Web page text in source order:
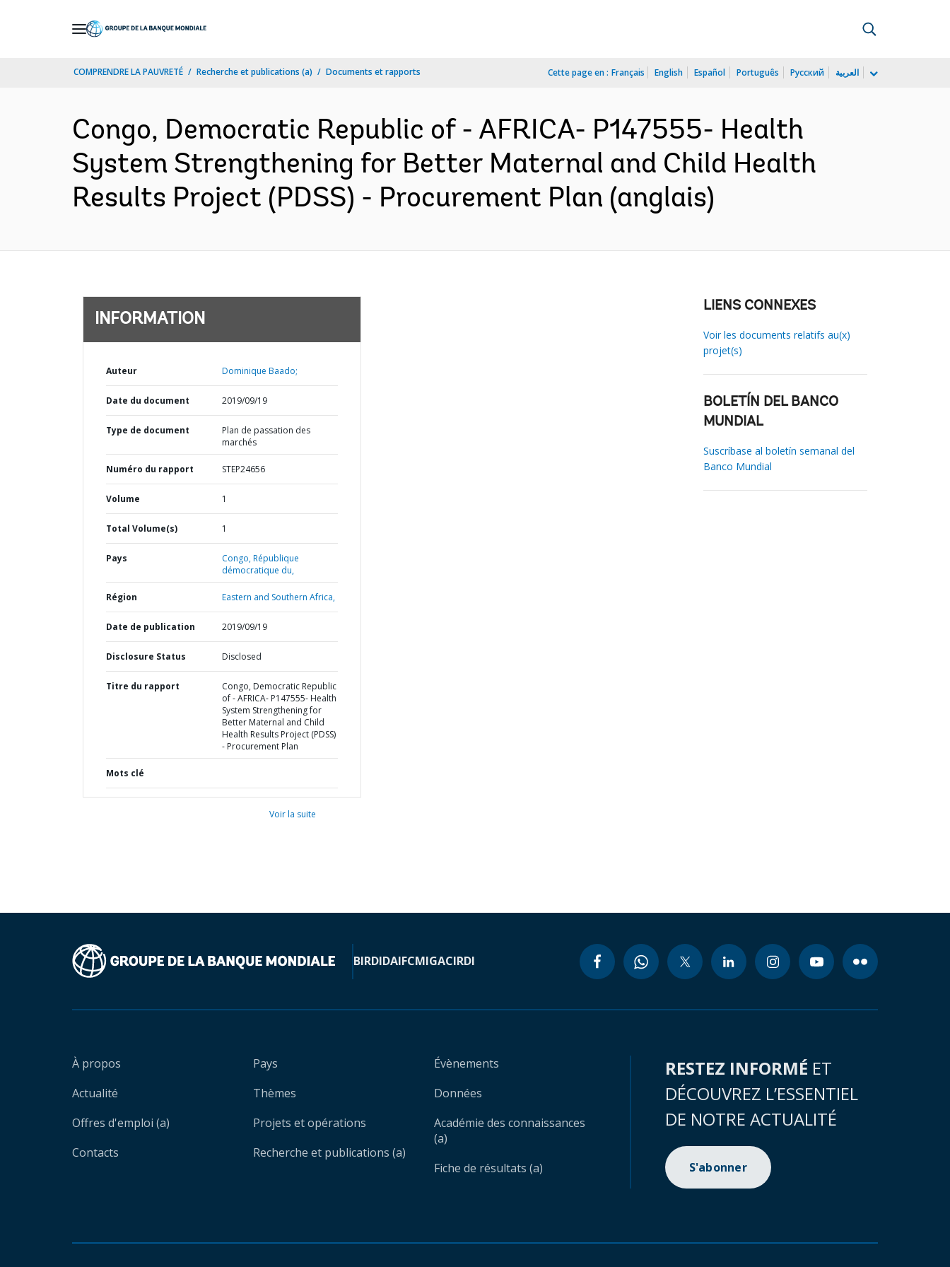
COMPRENDRE LA PAUVRETÉ Recherche et publications (a) Documents et rapports Cette page en : Français English Español Português Русский العربية
Congo, Democratic Republic of - AFRICA- P147555- Health
System Strengthening for Better Maternal and Child Health
Results Project (PDSS) - Procurement Plan (anglais)
INFORMATION
Auteur Dominique Baado;
Date du document 2019/09/19
Type de document
Plan de passation des
marchés
Numéro du rapport STEP24656
Volume 1
Total Volume(s) 1
Pays Congo,République
démocratique du,
Région Eastern and Southern Africa,
Date de publication 2019/09/19
Disclosure Status Disclosed
Titre du rapport
Congo, Democratic Republic
of - AFRICA- P147555- Health
System Strengthening for
Better Maternal and Child
Health Results Project (PDSS)
- Procurement Plan
Mots clé
Voir la suite
LIENS CONNEXES
Voir les documents relatifs au(x)
projet(s)
BOLETÍN DEL BANCO
MUNDIAL
Suscríbase al boletín semanal del
Banco Mundial
BIRDIDAIFCMIGACIRDI
À propos
Actualité
Offres d'emploi (a)
Contacts
Pays
Thèmes
Projets et opérations
Recherche et publications (a)
Évènements
Données
Académie des connaissances
(a)
Fiche de résultats (a)
RESTEZ INFORMÉ ET
DÉCOUVREZ L’ESSENTIEL
DE NOTRE ACTUALITÉ
S'abonner